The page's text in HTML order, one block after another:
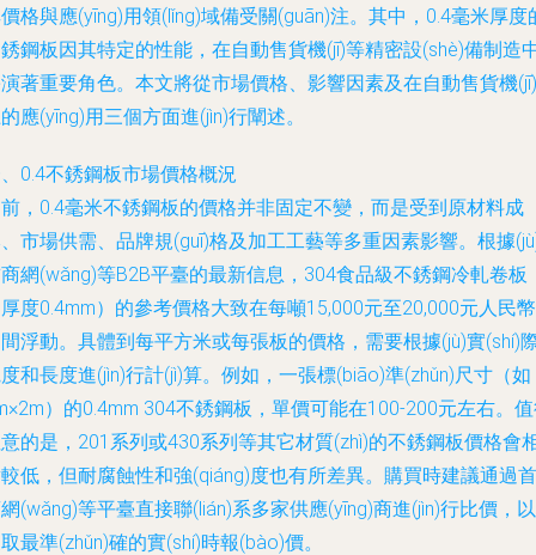
格與應(yīng)用領(lǐng)域備受關(guān)注。其中，0.4毫米厚度
鋼板因其特定的性能，在自動售貨機(jī)等精密設(shè)備制造
著重要角色。本文將從市場價格、影響因素及在自動售貨機(jī)
應(yīng)用三個方面進(jìn)行闡述。
0.4不銹鋼板市場價格概況
，0.4毫米不銹鋼板的價格并非固定不變，而是受到原材料成
市場供需、品牌規(guī)格及加工工藝等多重因素影響。根據
網(wǎng)等B2B平臺的最新信息，304食品級不銹鋼冷軋卷板
度0.4mm）的參考價格大致在每噸15,000元至20,000元人民幣
浮動。具體到每平方米或每張板的價格，需要根據(jù)實(shí)
和長度進(jìn)行計(jì)算。例如，一張標(biāo)準(zhǔn)尺寸（如
）的0.4mm 304不銹鋼板，單價可能在100-200元左右。
的是，201系列或430系列等其它材質(zhì)的不銹鋼板價格會
低，但耐腐蝕性和強(qiáng)度也有所差異。購買時建議通過首
(wǎng)等平臺直接聯(lián)系多家供應(yīng)商進(jìn)行比價，以
最準(zhǔn)確的實(shí)時報(bào)價。